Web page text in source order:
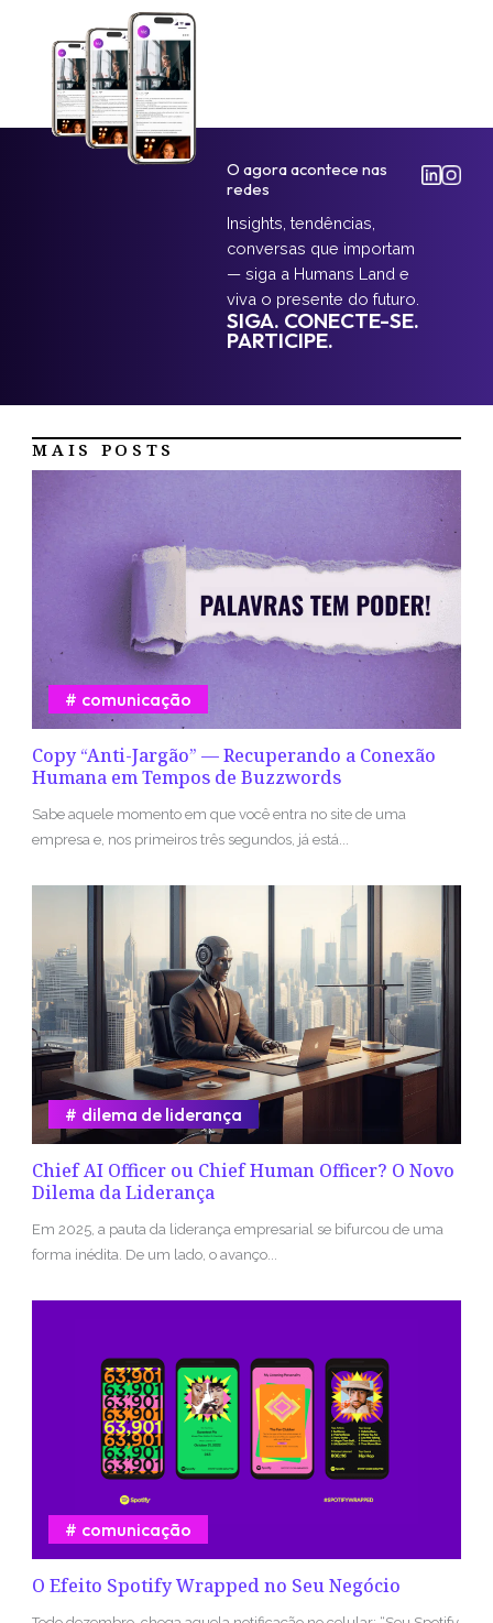
O agora acontece nas
redes
Insights, tendências,
conversas que importam
— siga a Humans Land e
viva o presente do futuro.
SIGA. CONECTE-SE.
PARTICIPE.
MAIS POSTS
Copy “Anti-Jargão” — Recuperando a Conexão
Humana em Tempos de Buzzwords
comunicação
Sabe aquele momento em que você entra no site de uma
empresa e, nos primeiros três segundos, já está...
Chief AI Officer ou Chief Human Officer? O Novo
Dilema da Liderança
dilema de liderança
Em 2025, a pauta da liderança empresarial se bifurcou de uma
forma inédita. De um lado, o avanço...
O Efeito Spotify Wrapped no Seu Negócio
comunicação